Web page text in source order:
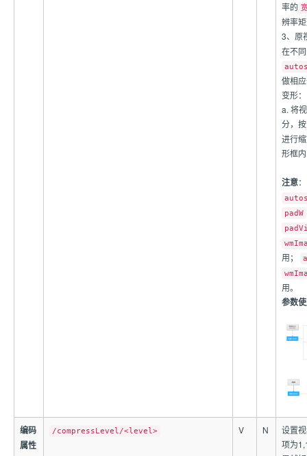
率的
辨率
3、原
在不
做相
变形：
a. 将
分，
进行
形框
注意
padW
用；
用。
参数
编码
属性
/compressLevel/<level> V N
设置
项为